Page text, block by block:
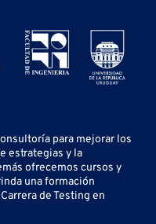
para mejorar los
estrategias y la
ofrecemos cursos y
una formación
de Testing en